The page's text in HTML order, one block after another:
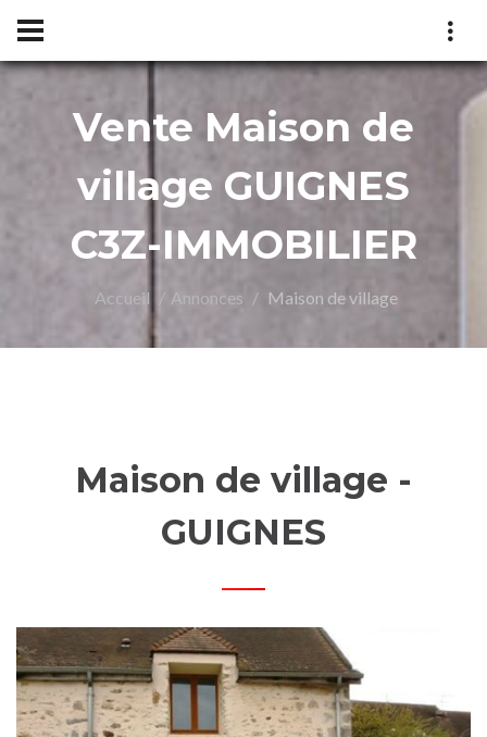
Vente Maison de
village GUIGNES
C3Z-IMMOBILIER
Accueil Annonces Maison de village
Maison de village -
GUIGNES